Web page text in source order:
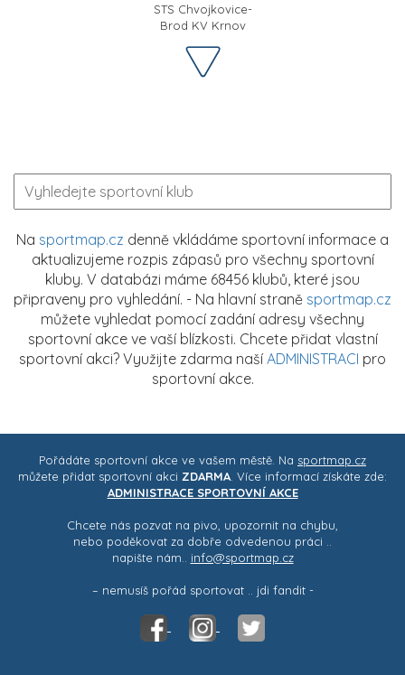
STS Chvojkovice-
Brod KV Krnov
Na sportmap.cz denně vkládáme sportovní informace a
aktualizujeme rozpis zápasů pro všechny sportovní
kluby. V databázi máme 68456 klubů, které jsou
připraveny pro vyhledání. - Na hlavní straně sportmap.cz
můžete vyhledat pomocí zadání adresy všechny
sportovní akce ve vaší blízkosti. Chcete přidat vlastní
sportovní akci? Využijte zdarma naší ADMINISTRACI pro
sportovní akce.
Pořádáte sportovní akce ve vašem městě. Na sportmap.cz
můžete přidat sportovní akci ZDARMA . Více informací získáte zde:
ADMINISTRACE SPORTOVNÍ AKCE
Chcete nás pozvat na pivo, upozornit na chybu,
nebo poděkovat za dobře odvedenou práci ..
napište nám.. info@sportmap.cz
– nemusíš pořád sportovat .. jdi fandit -